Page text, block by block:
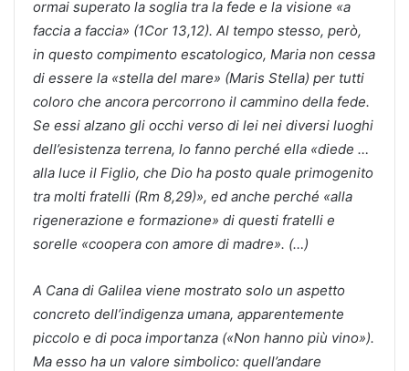
ormai superato la soglia tra la fede e la visione «a
faccia a faccia» (1Cor 13,12). Al tempo stesso, però,
in questo compimento escatologico, Maria non cessa
di essere la «stella del mare» (Maris Stella) per tutti
coloro che ancora percorrono il cammino della fede.
Se essi alzano gli occhi verso di lei nei diversi luoghi
dell’esistenza terrena, lo fanno perché ella «diede …
alla luce il Figlio, che Dio ha posto quale primogenito
tra molti fratelli (Rm 8,29)», ed anche perché «alla
rigenerazione e formazione» di questi fratelli e
sorelle «coopera con amore di madre». (…)
A Cana di Galilea viene mostrato solo un aspetto
concreto dell’indigenza umana, apparentemente
piccolo e di poca importanza («Non hanno più vino»).
Ma esso ha un valore simbolico: quell’andare